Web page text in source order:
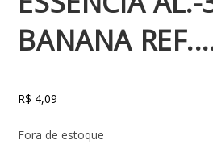
BANANA
R$ 4,09
Fora de estoque